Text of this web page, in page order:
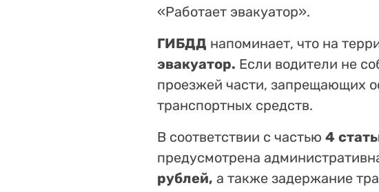
«Работает эвакуатор».
ГИБДД напоминает, что на
эвакуатор. Если водители не
проезжей части, запрещающих
транспортных средств.
В соответствии с частью 4
предусмотрена
рублей, а также задержание